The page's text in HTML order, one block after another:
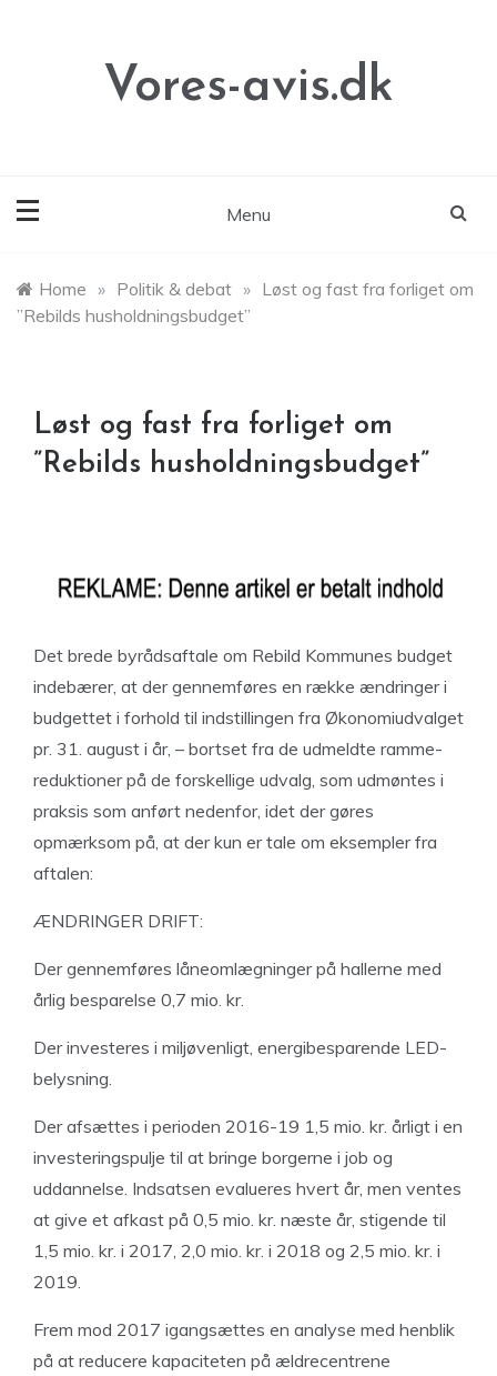
Vores-avis.dk
Menu
Home » Politik & debat » Løst og fast fra forliget om
”Rebilds husholdningsbudget”
Løst og fast fra forliget om
”Rebilds husholdningsbudget”
Det brede byrådsaftale om Rebild Kommunes budget
indebærer, at der gennemføres en række ændringer i
budgettet i forhold til indstillingen fra Økonomiudvalget
pr. 31. august i år, – bortset fra de udmeldte ramme-
reduktioner på de forskellige udvalg, som udmøntes i
praksis som anført nedenfor, idet der gøres
opmærksom på, at der kun er tale om eksempler fra
aftalen:
ÆNDRINGER DRIFT:
Der gennemføres låneomlægninger på hallerne med
årlig besparelse 0,7 mio. kr.
Der investeres i miljøvenligt, energibesparende LED-
belysning.
Der afsættes i perioden 2016-19 1,5 mio. kr. årligt i en
investeringspulje til at bringe borgerne i job og
uddannelse. Indsatsen evalueres hvert år, men ventes
at give et afkast på 0,5 mio. kr. næste år, stigende til
1,5 mio. kr. i 2017, 2,0 mio. kr. i 2018 og 2,5 mio. kr. i
2019.
Frem mod 2017 igangsættes en analyse med henblik
på at reducere kapaciteten på ældrecentrene